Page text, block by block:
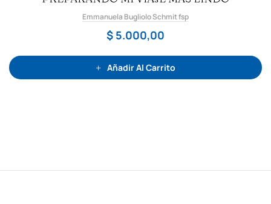
r
a
d
o
n
0
d
Emmanuela Bugliolo Schmit fsp
$ 5.000,00
Añadir Al Carrito